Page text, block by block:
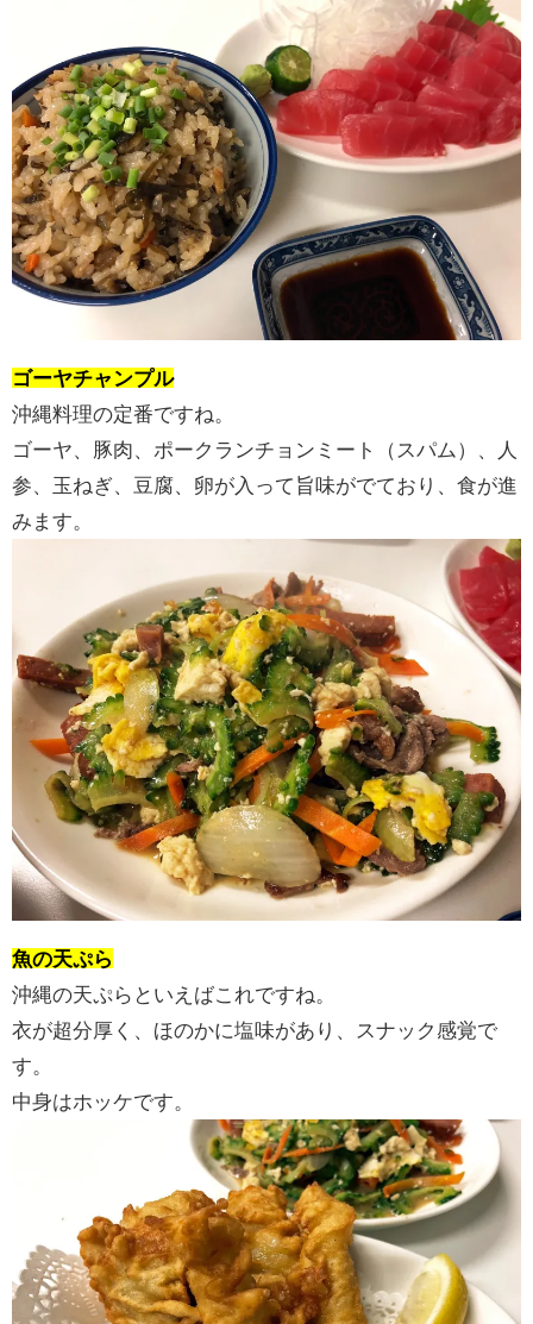
ゴーヤチャンプル
沖縄料理の定番ですね。
ゴーヤ、豚肉、ポークランチョンミート（スパム）、人
参、玉ねぎ、豆腐、卵が入って旨味がでており、食が進
みます。
魚の天ぷら
沖縄の天ぷらといえばこれですね。
衣が超分厚く、ほのかに塩味があり、スナック感覚で
す。
中身はホッケです。